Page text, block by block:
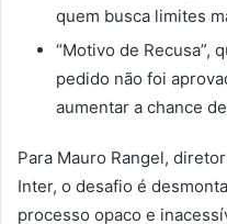
quem busca limites
“Motivo de Recusa”,
pedido não foi
aumentar a chance
Para Mauro Rangel,
Inter, o desafio é
processo opaco e